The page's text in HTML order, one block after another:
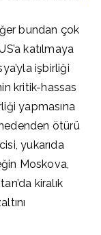
bundan çok
katılmaya
işbirliği
kritik-hassas
yapmasına
ötürü
yukarıda
Moskova,
kiralık